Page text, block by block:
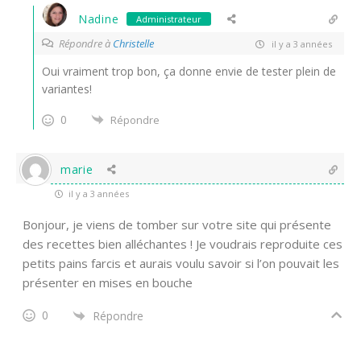
Nadine Administrateur
Répondre à Christelle il y a 3 années
Oui vraiment trop bon, ça donne envie de tester plein de
variantes!
0
Répondre
marie
il y a 3 années
Bonjour, je viens de tomber sur votre site qui présente
des recettes bien alléchantes ! Je voudrais reproduite ces
petits pains farcis et aurais voulu savoir si l’on pouvait les
présenter en mises en bouche
0 Répondre